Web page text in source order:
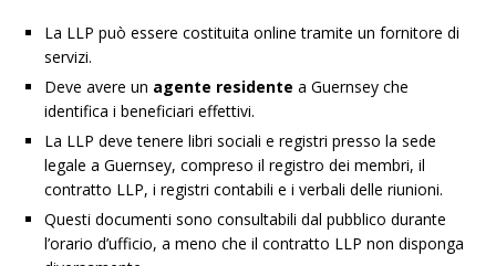
La LLP può essere costituita online tramite un fornitore di
servizi.
Deve avere un agente residente a Guernsey che
identifica i beneficiari effettivi.
La LLP deve tenere libri sociali e registri presso la sede
legale a Guernsey, compreso il registro dei membri, il
contratto LLP, i registri contabili e i verbali delle riunioni.
Questi documenti sono consultabili dal pubblico durante
l’orario d’ufficio, a meno che il contratto LLP non disponga